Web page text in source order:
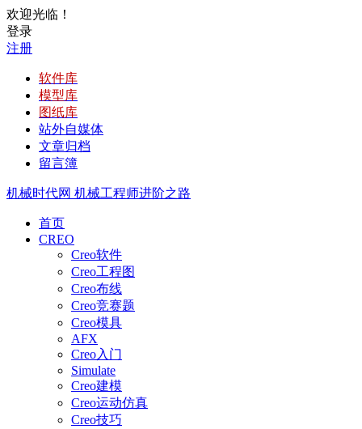
欢迎光临！
登录
注册
软件库
模型库
图纸库
站外自媒体
文章归档
留言簿
机械时代网 机械工程师进阶之路
首页
CREO
Creo软件
Creo工程图
Creo布线
Creo竞赛题
Creo模具
AFX
Creo入门
Simulate
Creo建模
Creo运动仿真
Creo技巧